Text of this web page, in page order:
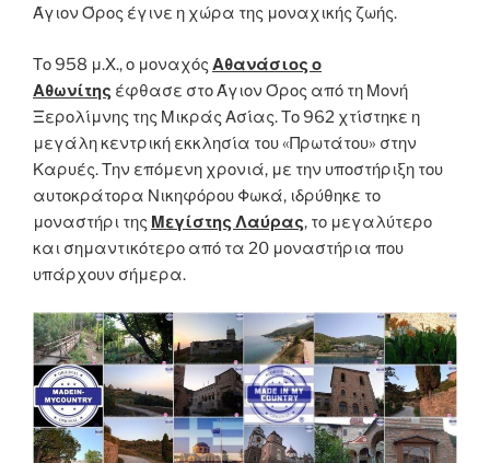
Άγιον Όρος έγινε η χώρα της μοναχικής ζωής.
Το 958 μ.Χ., ο μοναχός Αθανάσιος ο
Αθωνίτης έφθασε στο Άγιον Όρος από τη Μονή
Ξερολίμνης της Μικράς Ασίας. Το 962 χτίστηκε η
μεγάλη κεντρική εκκλησία του «Πρωτάτου» στην
Καρυές. Την επόμενη χρονιά, με την υποστήριξη του
αυτοκράτορα Νικηφόρου Φωκά, ιδρύθηκε το
μοναστήρι της Μεγίστης Λαύρας, το μεγαλύτερο
και σημαντικότερο από τα 20 μοναστήρια που
υπάρχουν σήμερα.